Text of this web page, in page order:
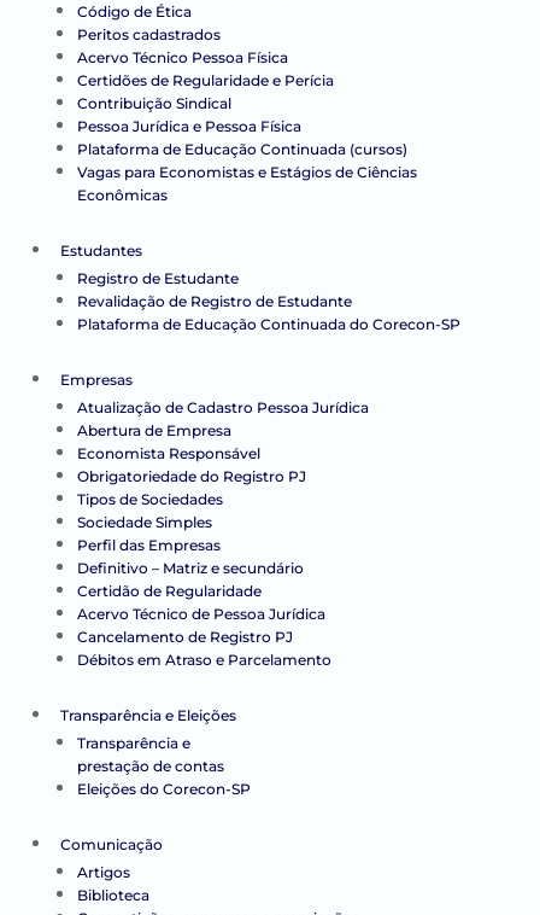
Código de Ética
Peritos cadastrados
Acervo Técnico Pessoa Física
Certidões de Regularidade e Perícia
Contribuição Sindical
Pessoa Jurídica e Pessoa Física
Plataforma de Educação Continuada (cursos)
Vagas para Economistas e Estágios de Ciências
Econômicas
Estudantes
Registro de Estudante
Revalidação de Registro de Estudante
Plataforma de Educação Continuada do Corecon-SP
Empresas
Atualização de Cadastro Pessoa Jurídica
Abertura de Empresa
Economista Responsável
Obrigatoriedade do Registro PJ
Tipos de Sociedades
Sociedade Simples
Perfil das Empresas
Definitivo – Matriz e secundário
Certidão de Regularidade
Acervo Técnico de Pessoa Jurídica
Cancelamento de Registro PJ
Débitos em Atraso e Parcelamento
Transparência e Eleições
Transparência e
prestação de contas
Eleições do Corecon-SP
Comunicação
Artigos
Biblioteca